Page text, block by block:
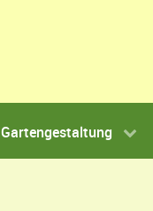
Gartengestaltung